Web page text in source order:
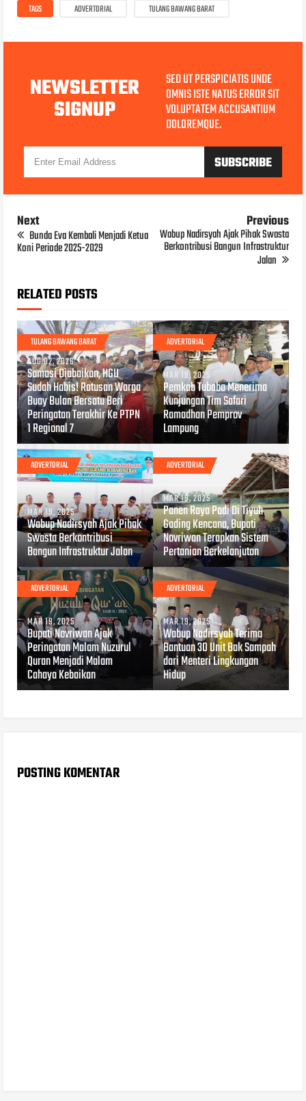
TAGS ADVERTORIAL TULANG BAWANG BARAT
NEWSLETTER
SIGNUP
SED UT PERSPICIATIS UNDE
OMNIS ISTE NATUS ERROR SIT
VOLUPTATEM ACCUSANTIUM
DOLOREMQUE.
Next
Bunda Eva Kembali Menjadi Ketua
Koni Periode 2025-2029
Previous
Wabup Nadirsyah Ajak Pihak Swasta
Berkontribusi Bangun Infrastruktur
Jalan
RELATED POSTS
TULANG BAWANG BARAT
AUG 02, 2026
Somasi Diabaikan, HGU
Sudah Habis! Ratusan Warga
Buay Bulan Bersatu Beri
Peringatan Terakhir Ke PTPN
1 Regional 7
ADVERTORIAL
MAR 19, 2025
Pemkab Tubaba Menerima
Kunjungan Tim Safari
Ramadhan Pemprov
Lampung
ADVERTORIAL
MAR 19, 2025
Wabup Nadirsyah Ajak Pihak
Swasta Berkontribusi
Bangun Infrastruktur Jalan
ADVERTORIAL
MAR 19, 2025
Panen Raya Padi Di Tiyuh
Gading Kencana, Bupati
Novriwan Terapkan Sistem
Pertanian Berkelanjutan
ADVERTORIAL
MAR 19, 2025
Bupati Novriwan Ajak
Peringatan Malam Nuzurul
Quran Menjadi Malam
Cahaya Kebaikan
ADVERTORIAL
MAR 19, 2025
Wabup Nadirsyah Terima
Bantuan 30 Unit Bak Sampah
dari Menteri Lingkungan
Hidup
POSTING KOMENTAR